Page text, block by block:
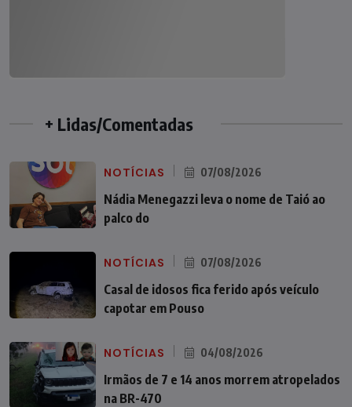
+ Lidas/Comentadas
NOTÍCIAS 07/08/2026
Nádia Menegazzi leva o nome de Taió ao
palco do
NOTÍCIAS 07/08/2026
Casal de idosos fica ferido após veículo
capotar em Pouso
NOTÍCIAS 04/08/2026
Irmãos de 7 e 14 anos morrem atropelados
na BR-470